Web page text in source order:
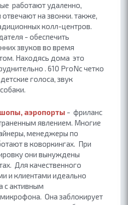
работают удаленно,
на звонки. также,
колл-центров.
- обеспечить
звуков во время
Находясь дома это
. 610 ProNc четко
голоса, звук
аэропорты - фриланс
явлением. Многие
менеджеры по
в коворкингах. При
они вынуждены
Для качественного
и клиентами идеально
с активным
Она заблокирует